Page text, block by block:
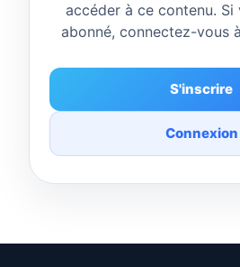
accéder à ce contenu. Si
abonné, connectez-vous
S'inscrire
Connexion